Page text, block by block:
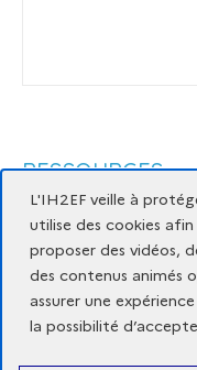
RESSOURCES
L'IH2EF veille à
utilise des cookies
proposer des vidéos,
des contenus animés
assurer une
la possibilité